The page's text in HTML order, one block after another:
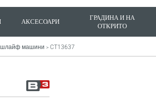
АКСЕСОАРИ
ГРАДИНА И НА
ОТКРИТО
машини > CT13637